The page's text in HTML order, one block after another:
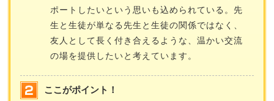
ポートしたいという思いも込められている。先
生と生徒が単なる先生と生徒の関係ではなく、
友人として長く付き合えるような、温かい交流
の場を提供したいと考えています。
ここがポイント！